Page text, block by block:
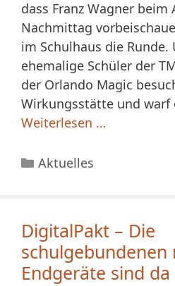
dass Franz Wagner beim
Nachmittag
im Schulhaus die
ehemalige Schüler der
der Orlando Magic
Wirkungsstätte und warf
Weiterlesen …
Kategorien
Aktuelles
DigitalPakt – Die
schulgebundenen
Endgeräte sind da